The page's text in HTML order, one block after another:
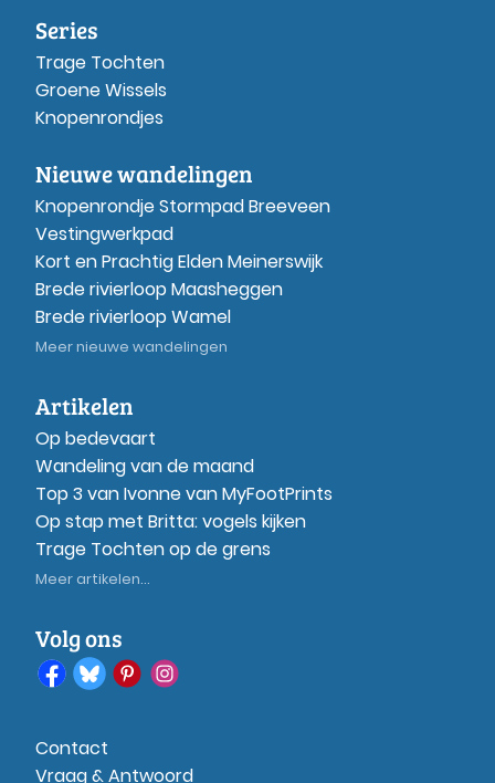
Series
Trage Tochten
Groene Wissels
Knopenrondjes
Nieuwe wandelingen
Knopenrondje Stormpad Breeveen
Vestingwerkpad
Kort en Prachtig Elden Meinerswijk
Brede rivierloop Maasheggen
Brede rivierloop Wamel
Meer nieuwe wandelingen
Artikelen
Op bedevaart
Wandeling van de maand
Top 3 van Ivonne van MyFootPrints
Op stap met Britta: vogels kijken
Trage Tochten op de grens
Meer artikelen...
Volg ons
Contact
Vraag & Antwoord